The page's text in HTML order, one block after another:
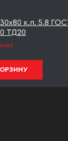
к.п. 5.8
ТД20